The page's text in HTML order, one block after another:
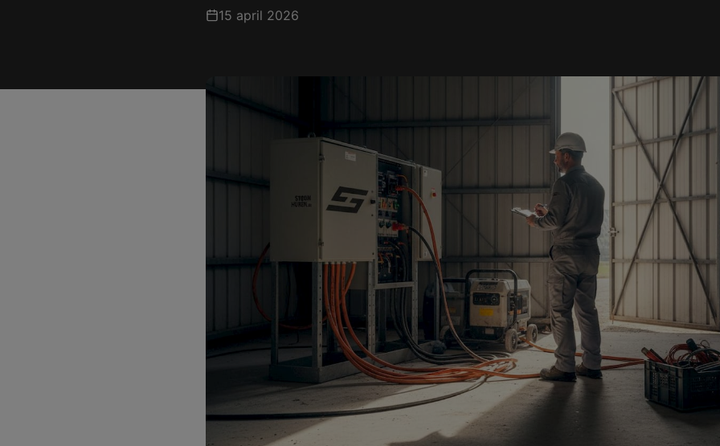
15 april 2026